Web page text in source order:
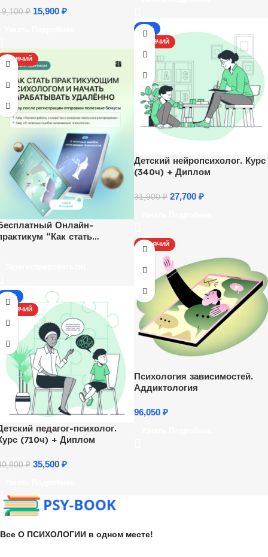
₽ 15,900 ₽
-13%
ГОРЯЧИЙ
Детский нейропсихолог. Курс
(340ч) + Диплом
31,900₽ 27,700 ₽
ГОРЯЧИЙ
Онлайн-
“Как стать
ГОРЯЧИЙ
Психология зависимостей.
Аддиктология
96,050 ₽
-13%
ГОРЯЧИЙ
педагог-психолог.
(710ч) + Диплом
₽ 35,500 ₽
Все О ПСИХОЛОГИИ в одном месте!